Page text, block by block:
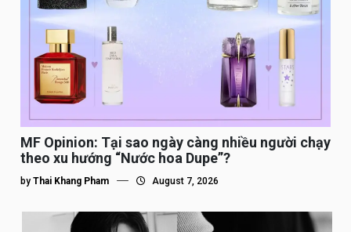
MF Opinion: Tại sao ngày càng nhiều người chạy
theo xu hướng “Nước hoa Dupe”?
by Thai Khang Pham August 7, 2026